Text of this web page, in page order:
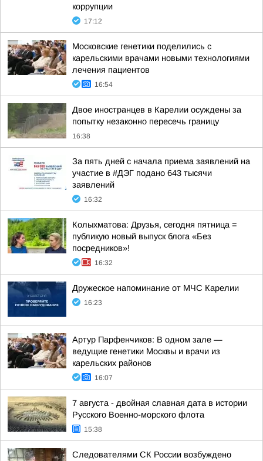
коррупции
17:12
Московские генетики поделились с
карельскими врачами новыми технологиями
лечения пациентов
16:54
Двое иностранцев в Карелии осуждены за
попытку незаконно пересечь границу
16:38
За пять дней с начала приема заявлений на
участие в #ДЭГ подано 643 тысячи
заявлений
16:32
Колыхматова: Друзья, сегодня пятница =
публикую новый выпуск блога «Без
посредников»!
16:32
Дружеское напоминание от МЧС Карелии
16:23
Артур Парфенчиков: В одном зале —
ведущие генетики Москвы и врачи из
карельских районов
16:07
7 августа - двойная славная дата в истории
Русского Военно-морского флота
15:38
Следователями СК России возбуждено